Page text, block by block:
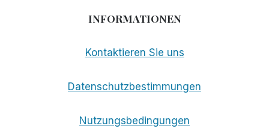
INFORMATIONEN
Kontaktieren Sie uns
Datenschutzbestimmungen
Nutzungsbedingungen